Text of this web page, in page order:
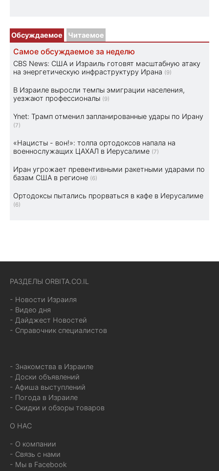
Обсуждаемое Читаемое
Самое обсуждаемое за неделю
CBS News: США и Израиль готовят масштабную атаку
на энергетическую инфраструктуру Ирана (9)
В Израиле выросли темпы эмиграции населения,
уезжают профессионалы (9)
Ynet: Трамп отменил запланированные удары по Ирану
(7)
«Нацисты - вон!»: толпа ортодоксов напала на
военнослужащих ЦАХАЛ в Иерусалиме (7)
Иран угрожает превентивными ракетными ударами по
базам США в регионе (6)
Ортодоксы пытались прорваться в кафе в Иерусалиме
(6)
РАЗДЕЛЫ ORBITA.CO.IL
- Новости Израиля
- Видео дня
- Дайджест Новостей
- Справочник специалистов
- Знакомства в Израиле
- Доски объявлений
- Афиша выступлений
- Погода в Израиле
- Скидки и обзоры товаров
О НАС
- О компании
- Связь с нами
- Мы в Facebook